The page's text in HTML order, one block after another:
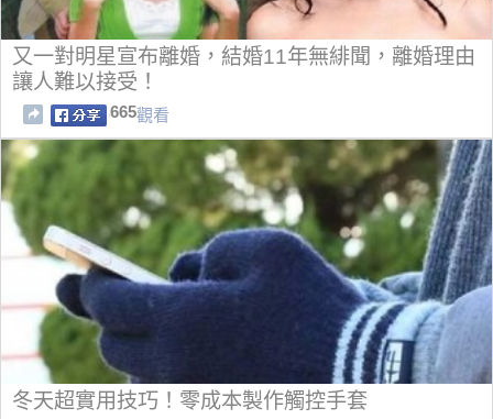
又一對明星宣布離婚，結婚11年無緋聞，離婚理由
讓人難以接受！
665觀看
冬天超實用技巧！零成本製作觸控手套